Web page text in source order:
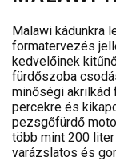
Malawi kádunkra
formatervezés
kedvelőinek
fürdőszoba
minőségi akrilkád
percekre és
pezsgőfürdő
több mint 200
varázslatos és